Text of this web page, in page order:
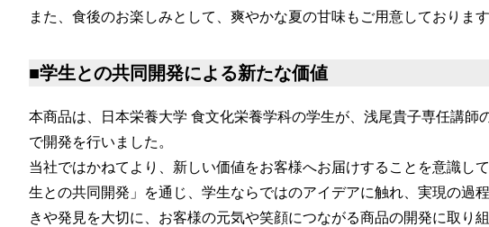
また、食後のお楽しみとして、爽やかな夏の甘味もご用意しております
■学生との共同開発による新たな価値
本商品は、日本栄養大学 食文化栄養学科の学生が、浅尾貴子専任講師
で開発を行いました。
当社ではかねてより、新しい価値をお客様へお届けすることを意識し
生との共同開発」を通じ、学生ならではのアイデアに触れ、実現の過
きや発見を大切に、お客様の元気や笑顔につながる商品の開発に取り組